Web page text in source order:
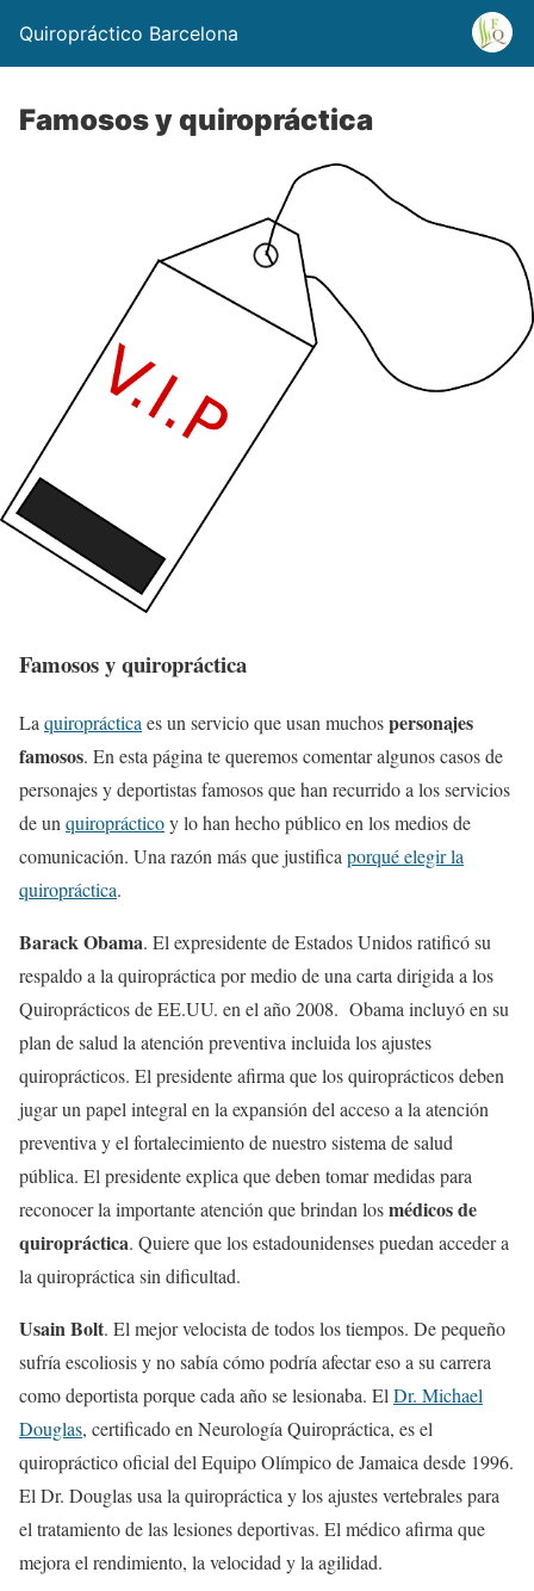
Quiropráctico Barcelona
Famosos y quiropráctica
Famosos y quiropráctica
La quiropráctica es un servicio que usan muchospersonajes
famosos. En esta página te queremos comentar algunos casos de
personajes y deportistas famosos que han recurrido a los servicios
de un quiroprácticoy lo han hecho público en los medios de
comunicación. Una razón más que justifica porqué elegir la
quiropráctica.
Barack Obama. El expresidente de Estados Unidos ratificó su
respaldo a la quiropráctica por medio de una carta dirigida a los
Quiroprácticos de EE.UU. en el año 2008. Obama incluyó en su
plan de salud la atención preventiva incluida los ajustes
quiroprácticos. El presidente afirma que los quiroprácticos deben
jugar un papel integral en la expansión del acceso a la atención
preventiva y el fortalecimiento de nuestro sistema de salud
pública. El presidente explica que deben tomar medidas para
reconocer la importante atención que brindan losmédicos de
quiropráctica. Quiere que los estadounidenses puedan acceder a
la quiropráctica sin dificultad.
Usain Bolt. El mejor velocista de todos los tiempos. De pequeño
sufría escoliosis y no sabía cómo podría afectar eso a su carrera
como deportista porque cada año se lesionaba. El Dr. Michael
Douglas, certificado en Neurología Quiropráctica, es el
quiropráctico oficial del Equipo Olímpico de Jamaica desde 1996.
El Dr. Douglas usa la quiropráctica y los ajustes vertebrales para
el tratamiento de las lesiones deportivas. El médico afirma que
mejora el rendimiento, la velocidad y la agilidad.